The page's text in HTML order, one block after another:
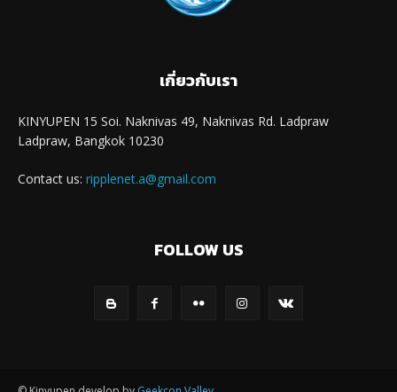
เกี่ยวกับเรา
KINYUPEN 15 Soi. Naknivas 49, Naknivas Rd. Ladpraw
Ladpraw, Bangkok 10230
Contact us: ripplenet.a@gmail.com
FOLLOW US